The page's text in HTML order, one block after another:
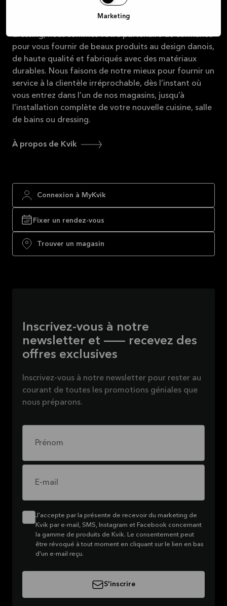
Marketing
dressing, nous sommes votre partenaire de confiance
pour vous fournir de beaux produits au design danois,
de haute qualité et fabriqués avec des matériaux
durables. Nous faisons de notre mieux pour fournir un
service à la clientèle irréprochable, dès l’instant où
vous entrez dans l’un de nos magasins, jusqu’à
l’installation complète de votre nouvelle cuisine, salle
de bains ou dressing.
À propos de Kvik
Connexion à MyKvik
Fixer un rendez-vous
Trouver un magasin
Inscrivez-vous à notre
newsletter et — recevez des
offres exclusives
Inscrivez-vous à notre newsletter pour rester au
courant de toutes les promotions géniales que
nous préparons.
Prénom
E-mail
J'accepte par la présente de recevoir du marketing de
Kvik par e-mail, SMS, Instagram et Facebook concernant
la gamme de produits de Kvik. Le consentement peut
être révoqué à tout moment en cliquant sur le lien en bas
d'un e-mail reçu.
S'inscrire